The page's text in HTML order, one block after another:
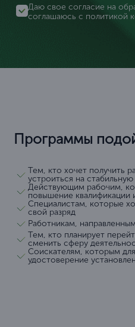
Даю свое согласие на
соглашаюсь с политикой
Программы
Тем, кто хочет получить
устроиться на
Действующим рабочим,
повышение квалификации
Специалистам, которые
свой разряд
Работникам,
Тем, кто планирует
сменить сферу
Соискателям, которым
удостоверение